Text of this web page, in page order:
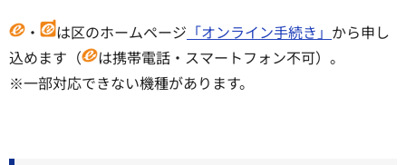
・ は区のホームページ 「オンライン手続き」 から申し
込めます（
は携帯電話・スマートフォン不可）。
※一部対応できない機種があります。